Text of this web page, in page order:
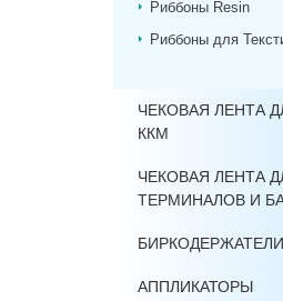
Риббоны Resin
Риббоны для
ЧЕКОВАЯ ЛЕНТА
ККМ
ЧЕКОВАЯ ЛЕНТА
ТЕРМИНАЛОВ И
БИРКОДЕРЖАТЕЛИ
АППЛИКАТОРЫ